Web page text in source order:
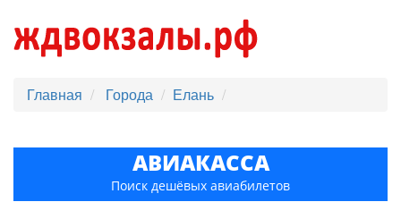
Главная Города Елань
АВИАКАССА
Поиск дешёвых авиабилетов